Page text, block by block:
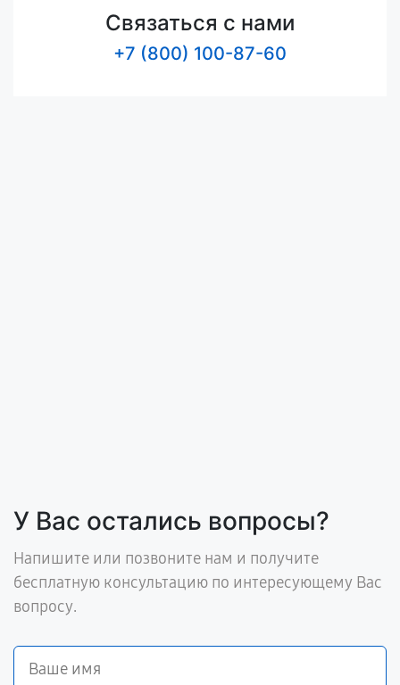
Связаться с нами
+7 (800) 100-87-60
У Вас остались вопросы?
Напишите или позвоните нам и получите
бесплатную консультацию по интересующему Вас
вопросу.